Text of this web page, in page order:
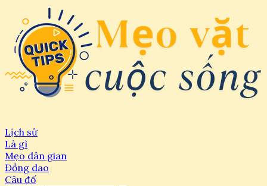
Lịch sử
Là gì
Mẹo dân gian
Đồng dao
Câu đố